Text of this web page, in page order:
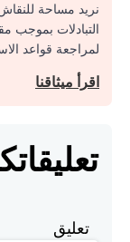
نريد مساحة
التبادلات بموجب
لمراجعة قواعد
اقرأ ميثاقنا
تعليق